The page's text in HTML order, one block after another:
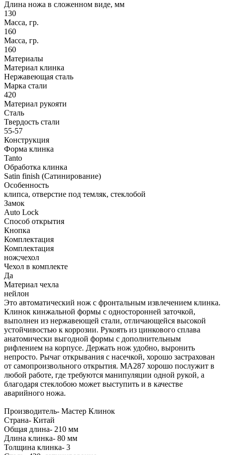
Длина ножа в сложенном виде, мм
130
Масса, гр.
160
Масса, гр.
160
Материалы
Материал клинка
Нержавеющая сталь
Марка стали
420
Материал рукояти
Сталь
Твердость стали
55-57
Конструкция
Форма клинка
Tanto
Обработка клинка
Satin finish (Сатинирование)
Особенность
клипса, отверстие под темляк, стеклобой
Замок
Auto Lock
Способ открытия
Кнопка
Комплектация
Комплектация
нож;чехол
Чехол в комплекте
Да
Материал чехла
нейлон
Это автоматический нож с фронтальным извлечением клинка.
Клинок кинжальной формы с односторонней заточкой,
выполнен из нержавеющей стали, отличающейся высокой
устойчивостью к коррозии. Рукоять из цинкового сплава
анатомически выгодной формы с дополнительным
рифлением на корпусе. Держать нож удобно, выронить
непросто. Рычаг открывания с насечкой, хорошо застрахован
от самопроизвольного открытия. MA287 хорошо послужит в
любой работе, где требуются манипуляции одной рукой, а
благодаря стеклобою может выступить и в качестве
аварийного ножа.
Производитель- Мастер Клинок
Страна- Китай
Oбщая длина- 210 мм
Длина клинка- 80 мм
Толщина клинка- 3